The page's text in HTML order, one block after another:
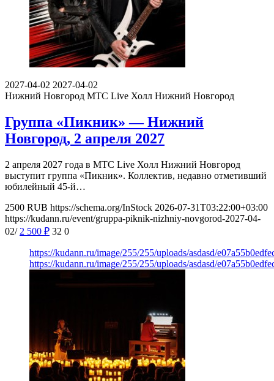
2027-04-02 2027-04-02
Нижний Новгород МТС Live Холл Нижний Новгород
Группа «Пикник» — Нижний
Новгород, 2 апреля 2027
2 апреля 2027 года в МТС Live Холл Нижний Новгород
выступит группа «Пикник». Коллектив, недавно отметивший
юбилейный 45-й…
2500 RUB https://schema.org/InStock 2026-07-31T03:22:00+03:00
https://kudann.ru/event/gruppa-piknik-nizhniy-novgorod-2027-04-
02/ 2 500 ₽ 32 0
https://kudann.ru/image/255/255/uploads/asdasd/
https://kudann.ru/image/255/255/uploads/asdasd/